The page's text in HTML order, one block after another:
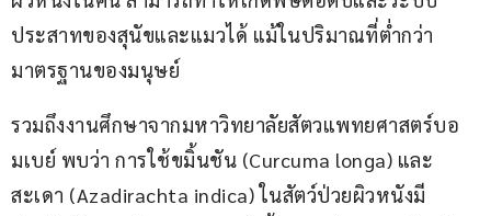
ประสาทของสุนัขและแมวได้ แม้ในปริมาณที่ต่ำกว่า
มาตรฐานของมนุษย์
รวมถึงงานศึกษาจากมหาวิทยาลัยสัตวแพทยศาสตร์บอ
มเบย์ พบว่า การใช้ขมิ้นชัน (Curcuma longa) และ
สะเดา (Azadirachta indica) ในสัตว์ป่วยผิวหนังมี